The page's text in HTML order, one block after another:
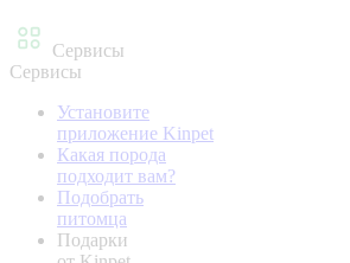
Сервисы
Сервисы
Установите
приложение Kinpet
Какая порода
подходит вам?
Подобрать
питомца
Подарки